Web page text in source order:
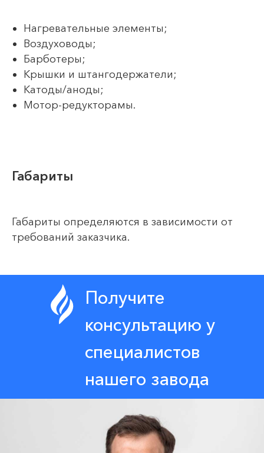
Нагревательные элементы;
Воздуховоды;
Барботеры;
Крышки и штангодержатели;
Катоды/аноды;
Мотор-редукторамы.
Габариты
Габариты определяются в зависимости от
требований заказчика.
Получите
консультацию у
специалистов
нашего завода